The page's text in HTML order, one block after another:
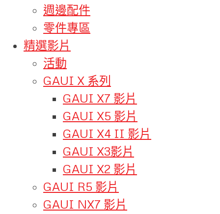
週邊配件
零件專區
精選影片
活動
GAUI X 系列
GAUI X7 影片
GAUI X5 影片
GAUI X4 II 影片
GAUI X3影片
GAUI X2 影片
GAUI R5 影片
GAUI NX7 影片